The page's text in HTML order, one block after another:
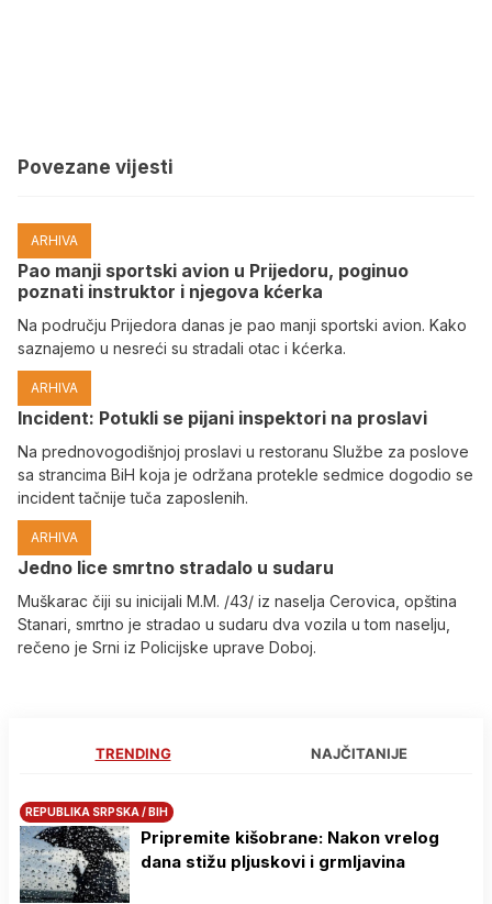
Povezane vijesti
ARHIVA
Pao manji sportski avion u Prijedoru, poginuo
poznati instruktor i njegova kćerka
Na području Prijedora danas je pao manji sportski avion. Kako
saznajemo u nesreći su stradali otac i kćerka.
ARHIVA
Incident: Potukli se pijani inspektori na proslavi
Na prednovogodišnjoj proslavi u restoranu Službe za poslove
sa strancima BiH koja je održana protekle sedmice dogodio se
incident tačnije tuča zaposlenih.
ARHIVA
Јedno lice smrtno stradalo u sudaru
Muškarac čiji su inicijali M.M. /43/ iz naselja Cerovica, opština
Stanari, smrtno je stradao u sudaru dva vozila u tom naselju,
rečeno je Srni iz Policijske uprave Doboj.
TRENDING NAJČITANIJE
REPUBLIKA SRPSKA / BIH
Pripremite kišobrane: Nakon vrelog
dana stižu pljuskovi i grmljavina